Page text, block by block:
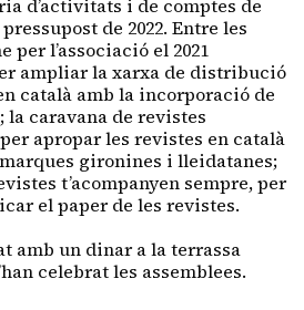
d’activitats i de comptes de
de 2022. Entre les
per l’associació el 2021
ampliar la xarxa de distribució
català amb la incorporació de
la caravana de revistes
apropar les revistes en català
gironines i lleidatanes;
t’acompanyen sempre, per
el paper de les revistes.
amb un dinar a la terrassa
celebrat les assemblees.